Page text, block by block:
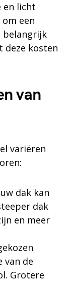
en licht
een
belangrijk
deze kosten
van
variëren
dak kan
dak
en meer
van de
Grotere